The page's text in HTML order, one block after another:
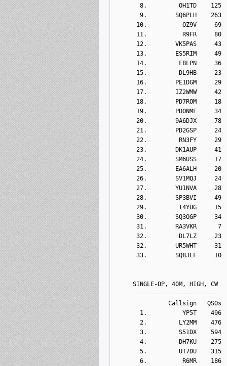
8.         OH1TD    125
9.        SQ6PLH    263
10.          OZ9V     69
11.          R9FR     80
12.        VK5PAS     43
13.        ES5RIM     49
14.         F8LPN     36
15.         DL9HB     23
16.        PE1DGM     29
17.        IZ2WMW     42
18.        PD7ROM     18
19.        PD0NMF     34
20.        9A6DJX     78
21.        PD2GSP     24
22.         RN3FY     29
23.        DK1AUP     41
24.        SM6USS     17
25.        EA6ALH     20
26.        SV1MQJ     24
27.        YU1NVA     28
28.        SP3BVI     49
29.         I4YUG     15
30.        SQ3OGP     34
31.        RA3VKR      7
32.         DL7LZ     23
32.        UR5WHT     31
33.        SQ8JLF     10
SINGLE-OP, 40M, HIGH, CW
------------------------
Callsign   QSOs  Points
1.          YP5T    496
2.         LY2MM    476
3.         S51DX    594
4.         DH7KU    275
5.         UT7DU    315
6.          R6MR    186